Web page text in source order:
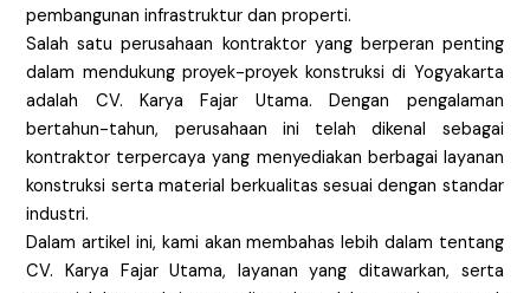
pembangunan infrastruktur dan properti.
Salah satu perusahaan kontraktor yang berperan penting
dalam mendukung proyek-proyek konstruksi di Yogyakarta
adalah CV. Karya Fajar Utama. Dengan pengalaman
bertahun-tahun, perusahaan ini telah dikenal sebagai
kontraktor terpercaya yang menyediakan berbagai layanan
konstruksi serta material berkualitas sesuai dengan standar
industri.
Dalam artikel ini, kami akan membahas lebih dalam tentang
CV. Karya Fajar Utama, layanan yang ditawarkan, serta